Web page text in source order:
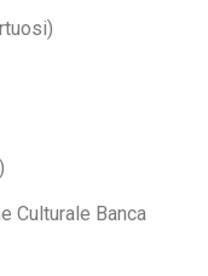
Culturale Banca